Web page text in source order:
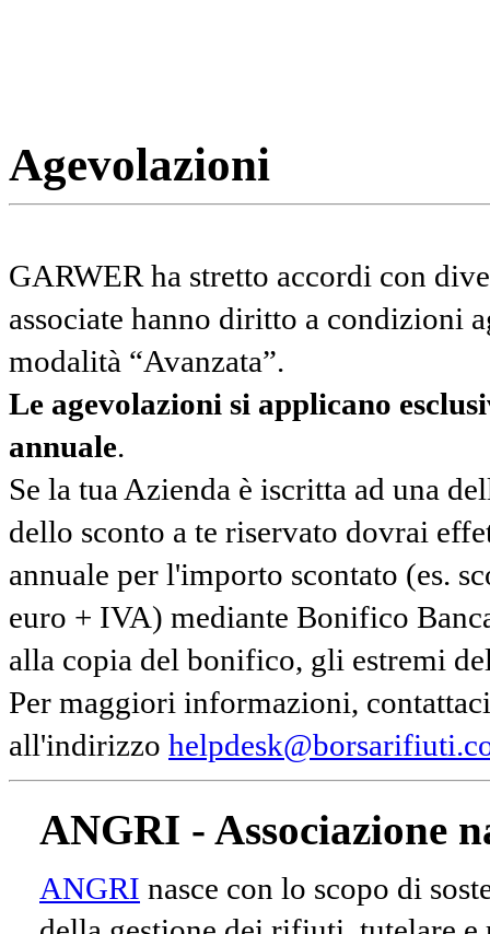
Agevolazioni
GARWER ha stretto accordi con
associate hanno diritto a condizioni
modalità “Avanzata”.
Le agevolazioni si applicano
annuale.
Se la tua Azienda è iscritta ad una
dello sconto a te riservato dovrai
annuale per l'importo scontato (es.
euro + IVA) mediante Bonifico
alla copia del bonifico, gli estremi
Per maggiori informazioni,
all'indirizzo
ANGRI - Associazione
ANGRI nasce con lo scopo di